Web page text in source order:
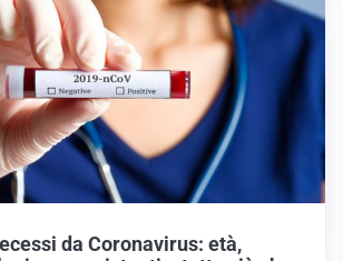
da Coronavirus: età,